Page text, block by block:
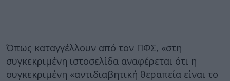
Όπως καταγγέλλουν από τον ΠΦΣ, «στη
συγκεκριμένη ιστοσελίδα αναφέρεται ότι η
συγκεκριμένη «αντιδιαβητική θεραπεία είναι το